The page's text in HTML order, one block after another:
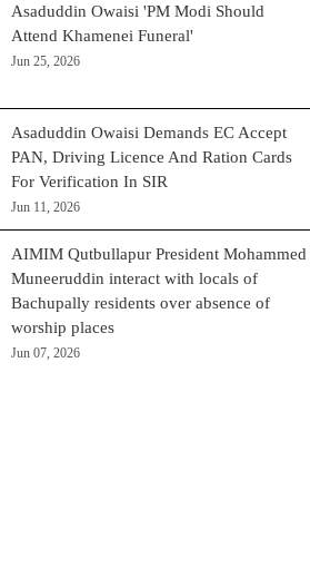
Asaduddin Owaisi 'PM Modi Should
Attend Khamenei Funeral'
Jun 25, 2026
Asaduddin Owaisi Demands EC Accept
PAN, Driving Licence And Ration Cards
For Verification In SIR
Jun 11, 2026
AIMIM Qutbullapur President Mohammed
Muneeruddin interact with locals of
Bachupally residents over absence of
worship places
Jun 07, 2026